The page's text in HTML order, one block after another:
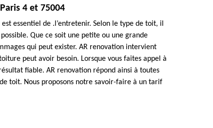
4 et 75004
essentiel de .l’entretenir. Selon le type de toit, il
Que ce soit une petite ou une grande
qui peut exister. AR renovation intervient
peut avoir besoin. Lorsque vous faites appel à
fiable. AR renovation répond ainsi à toutes
toit. Nous proposons notre savoir-faire à un tarif